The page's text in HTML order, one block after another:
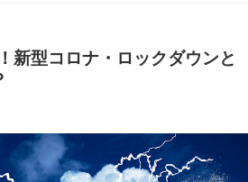
新型コロナ・ロックダウンと